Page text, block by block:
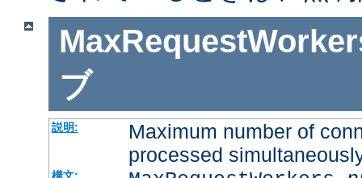
ブ
説明:
Maximum number of
processed